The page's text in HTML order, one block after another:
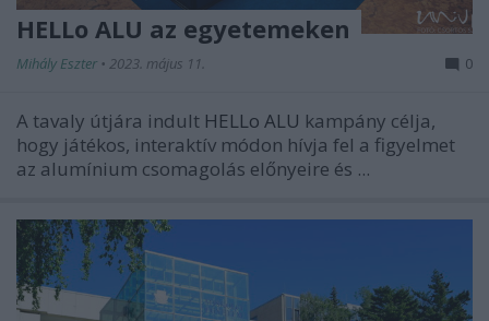
HELLo ALU az egyetemeken
Mihály Eszter • 2023. május 11. 0
A tavaly útjára indult HELLo ALU kampány célja,
hogy játékos, interaktív módon hívja fel a figyelmet
az alumínium csomagolás előnyeire és ...